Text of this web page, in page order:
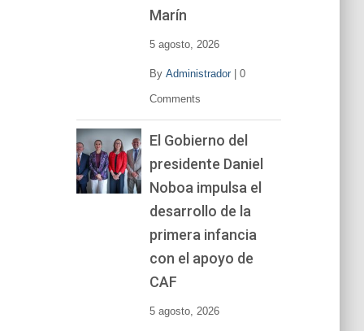
Marín
5 agosto, 2026
By Administrador| 0
Comments
El Gobierno del
presidente Daniel
Noboa impulsa el
desarrollo de la
primera infancia
con el apoyo de
CAF
5 agosto, 2026